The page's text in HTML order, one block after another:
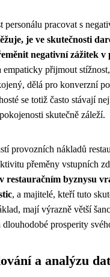
personálu pracovat s
je ve skutečnosti
negativní zážitek v
přijmout
dělá pro konverzní
se totiž často stávají
skutečně záleží.
provozních nákladů
přeměny vstupních
restauračním byznysu
, a majitelé, kteří tuto
mají výrazně větší
prosperity
a analýzu dat